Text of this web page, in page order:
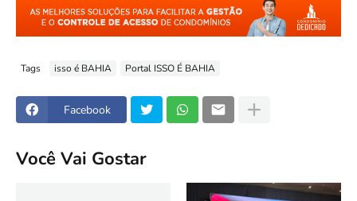
Tags isso é BAHIA Portal ISSO É BAHIA
Facebook
Você Vai Gostar